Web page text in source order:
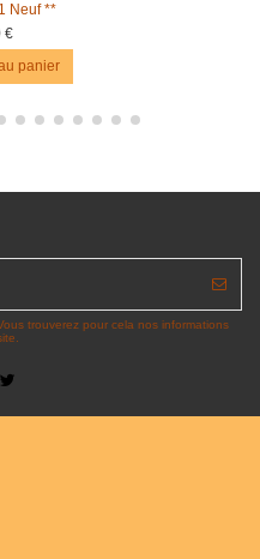
Neuf **
€
panier
trouverez pour cela nos informations